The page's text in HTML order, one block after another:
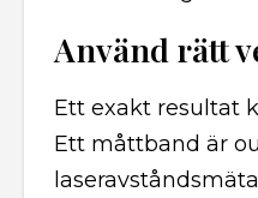
Använd rätt
Ett exakt resultat
Ett måttband är